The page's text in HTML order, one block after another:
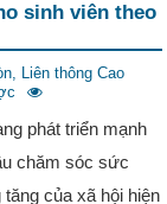
sinh viên theo
, Liên thông Cao
phát triển mạnh
chăm sóc sức
của xã hội hiện